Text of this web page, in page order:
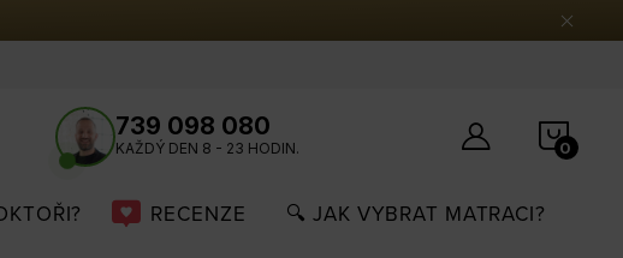
739 098 080
KAŽDÝ DEN 8 - 23 HODIN.
RECENZE 🔍 JAK VYBRAT MATRACI?